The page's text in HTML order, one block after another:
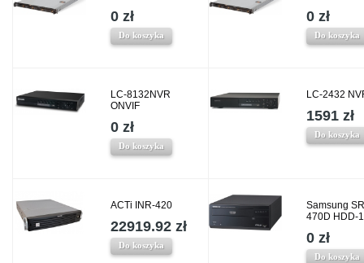
0 zł
Do koszyka
0 zł
Do koszyka
LC-8132NVR
ONVIF
0 zł
Do koszyka
LC-2432
1591 zł
Do koszyka
ACTi INR-420
22919.92 zł
Do koszyka
Samsung
470D HDD-
0 zł
Do koszyka